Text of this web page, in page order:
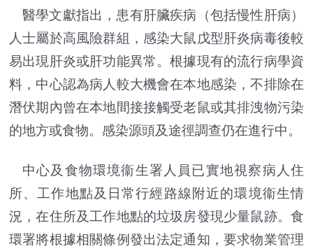
醫學文獻指出，患有肝臟疾病（包括慢性肝病）
人士屬於高風險群組，感染大鼠戊型肝炎病毒後較
易出現肝炎或肝功能異常。根據現有的流行病學資
料，中心認為病人較大機會在本地感染，不排除在
潛伏期內曾在本地間接接觸受老鼠或其排洩物污染
的地方或食物。感染源頭及途徑調查仍在進行中。
中心及食物環境衞生署人員已實地視察病人住
所、工作地點及日常行經路線附近的環境衞生情
況，在住所及工作地點的垃圾房發現少量鼠跡。食
環署將根據相關條例發出法定通知，要求物業管理